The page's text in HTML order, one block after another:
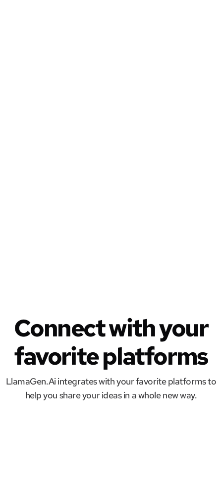
Connect with your
favorite platforms
LlamaGen.Ai integrates with your favorite platforms to
help you share your ideas in a whole new way.